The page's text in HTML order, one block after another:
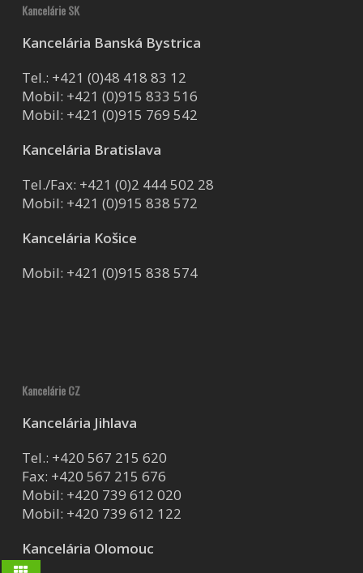
Kancelárie SK
Kancelária Banská Bystrica
Tel.: +421 (0)48 418 83 12
Mobil: +421 (0)915 833 516
Mobil: +421 (0)915 769 542
Kancelária Bratislava
Tel./Fax: +421 (0)2 444 502 28
Mobil: +421 (0)915 838 572
Kancelária Košice
Mobil: +421 (0)915 838 574
Kancelárie CZ
Kancelária Jihlava
Tel.: +420 567 215 620
Fax: +420 567 215 676
Mobil: +420 739 612 020
Mobil: +420 739 612 122
Kancelária Olomouc